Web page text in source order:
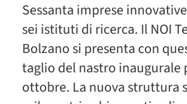
Sessanta imprese
sei istituti di ricerca. Il NOI
Bolzano si presenta con
taglio del nastro inaugurale
ottobre. La nuova struttura